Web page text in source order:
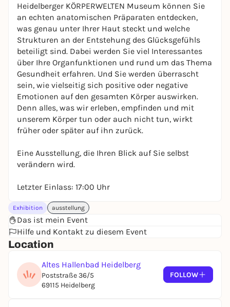
Heidelberger KÖRPERWELTEN Museum können Sie
an echten anatomischen Präparaten entdecken,
was genau unter Ihrer Haut steckt und welche
Strukturen an der Entstehung des Glücksgefühls
beteiligt sind. Dabei werden Sie viel Interessantes
über Ihre Organfunktionen und rund um das Thema
Gesundheit erfahren. Und Sie werden überrascht
sein, wie vielseitig sich positive oder negative
Emotionen auf den gesamten Körper auswirken.
Denn alles, was wir erleben, empfinden und mit
unserem Körper tun oder auch nicht tun, wirkt
früher oder später auf ihn zurück.
Eine Ausstellung, die Ihren Blick auf Sie selbst
verändern wird.
Letzter Einlass: 17:00 Uhr
Exhibition ausstellung
Das ist mein Event
Hilfe und Kontakt zu diesem Event
Location
Altes Hallenbad Heidelberg
Poststraße 36/5
69115 Heidelberg
FOLLOW